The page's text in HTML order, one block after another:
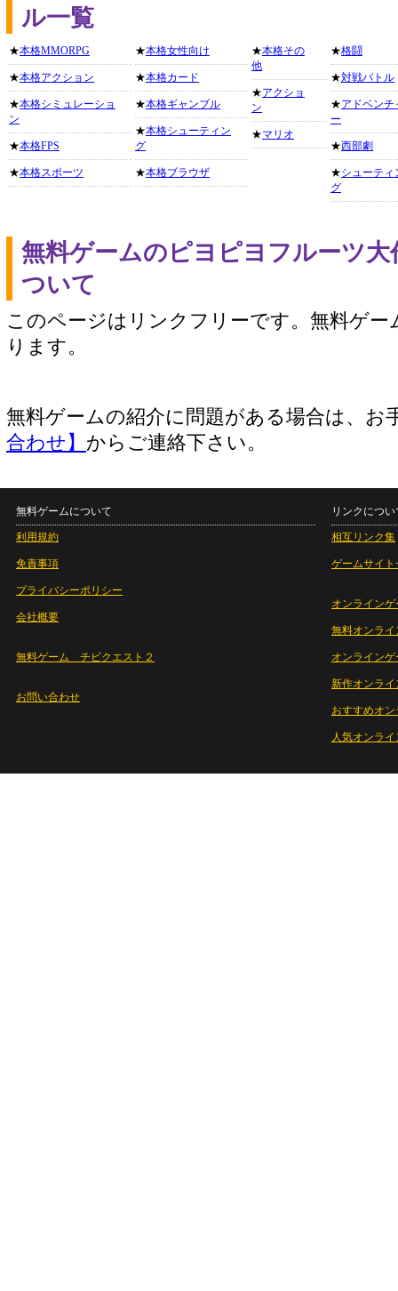
ル一覧
★本格MMORPG
★本格アクション
★本格シミュレーショ
ン
★本格FPS
★本格スポーツ
★本格女性向け
★本格カード
★本格ギャンブル
★本格シューティン
グ
★本格ブラウザ
★本格その
他
★アクショ
ン
★マリオ
★格闘
★対戦バトル
★アドベンチ
ー
★西部劇
★シューティ
グ
無料ゲームのピヨピヨフルーツ
ついて
このページはリンクフリーです。無料ゲー
ります。
無料ゲームの紹介に問題がある場合は、お
合わせ】 からご連絡下さい。
無料ゲームについて
利用規約
免責事項
プライバシーポリシー
会社概要
無料ゲーム チビクエスト２
お問い合わせ
リンクについ
相互リンク集
ゲームサイト
オンラインゲ
無料オンライ
オンライン
新作オンライ
おすすめオ
人気オンラ